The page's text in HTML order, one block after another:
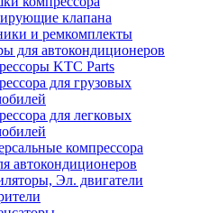
клапана
и ремкомплекты
для автокондиционеров
KTC Parts
для грузовых
для легковых
компрессора
автокондиционеров
Эл. двигатели